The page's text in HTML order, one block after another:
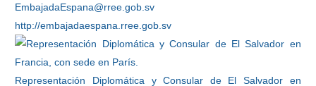
EmbajadaEspana@rree.gob.sv
http://embajadaespana.rree.gob.sv
Representación Diplomática y Consular de El Salvador en